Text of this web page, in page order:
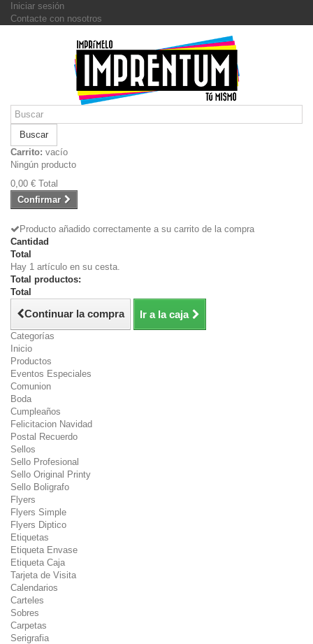
Iniciar sesión
Contacte con nosotros
Buscar
Carrito: vacío
Ningún producto
0,00 € Total
Confirmar
Producto añadido correctamente a su carrito de la compra
Cantidad
Total
Hay 1 artículo en su cesta.
Total productos:
Total
Continuar la compra Ir a la caja
Categorías
Inicio
Productos
Eventos Especiales
Comunion
Boda
Cumpleaños
Felicitacion Navidad
Postal Recuerdo
Sellos
Sello Profesional
Sello Original Printy
Sello Boligrafo
Flyers
Flyers Simple
Flyers Diptico
Etiquetas
Etiqueta Envase
Etiqueta Caja
Tarjeta de Visita
Calendarios
Carteles
Sobres
Carpetas
Serigrafia